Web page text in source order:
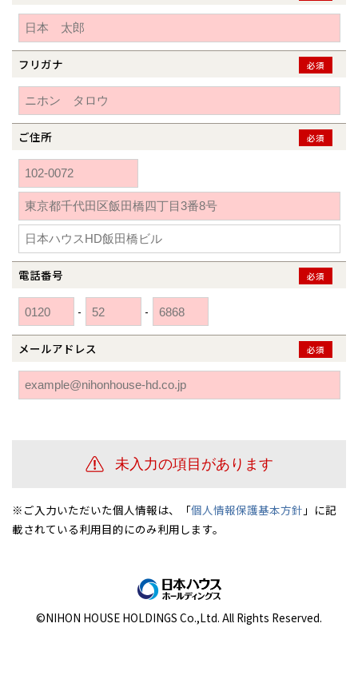
フリガナ 必須
ご住所 必須
電話番号 必須
- -
メールアドレス 必須
※ご入力いただいた個人情報は、「個人情報保護基本方針 」に記
載されている利用目的にのみ利用します。
©NIHON HOUSE HOLDINGS Co.,Ltd. All Rights Reserved.
道東
山形
宮城
福島
長野
富山
石川
福井
神奈川
埼玉
千葉
茨城
栃木
群馬
愛知
岐阜
静岡
三重
近畿
大阪
京都
兵庫
奈良
滋賀
中国・四国
岡山
香川
愛媛
鳥取
広島
山口
九州
福岡
佐賀
熊本
宮崎
鹿児島
分譲マンション
※現住所のある都道府県以外の建築予定地の方でも現住所の有るお近
くの展示場又は店舗にお問合せください。
応します。お気軽にご相談ください。
道南
道東
釧路
岩手県
盛岡
山形県
宮城県
福島県
郡山
いわき
山梨県
甲府
長野県
長野
富山県
石川県
福井県
神奈川県
横浜
相模
埼玉県
埼玉
千葉県
柏
茨城県
水戸
栃木県
宇都宮
群馬県
伊勢崎
愛知県
名古屋
岐阜県
静岡県
三重県
近畿
大阪府
大阪
京都府
京都
奈良県
奈良
中国・四国
岡山県
岡山
香川県
高松
愛媛県
松山
九州
福岡県
佐賀県
佐賀
熊本県
熊本
大分県
大分
宮崎県
宮崎
鹿児島県
鹿児島